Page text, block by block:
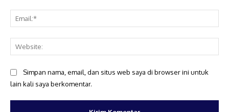
Simpan nama, email, dan situs web saya di browser ini untuk
lain kali saya berkomentar.